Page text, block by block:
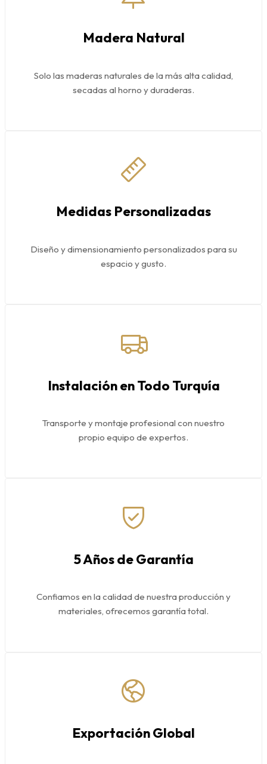
Madera Natural
Solo las maderas naturales de la más alta calidad,
secadas al horno y duraderas.
Medidas Personalizadas
Diseño y dimensionamiento personalizados para su
espacio y gusto.
Instalación en Todo Turquía
Transporte y montaje profesional con nuestro
propio equipo de expertos.
5 Años de Garantía
Confiamos en la calidad de nuestra producción y
materiales, ofrecemos garantía total.
Exportación Global